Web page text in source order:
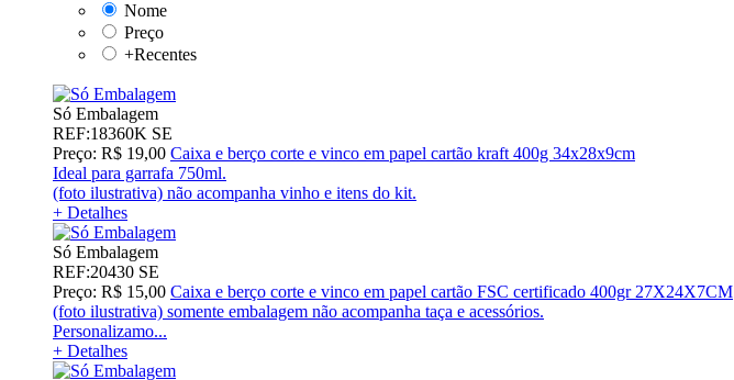
Nome
Preço
+Recentes
Só Embalagem
REF:18360K SE
Preço: R$ 19,00 Caixa e berço corte e vinco em papel cartão kraft 400g 34x28x9cm
Ideal para garrafa 750ml.
(foto ilustrativa) não acompanha vinho e itens do kit.
+ Detalhes
Só Embalagem
REF:20430 SE
Preço: R$ 15,00 Caixa e berço corte e vinco em papel cartão FSC certificado 400gr 27X24X7CM
(foto ilustrativa) somente embalagem não acompanha taça e acessórios.
Personalizamo...
+ Detalhes